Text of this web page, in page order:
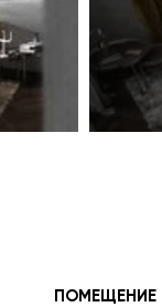
ПОМЕЩЕНИЕ